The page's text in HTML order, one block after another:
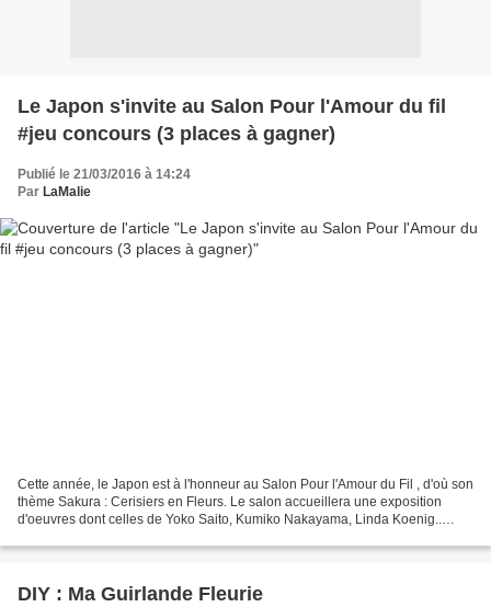
Le Japon s'invite au Salon Pour l'Amour du fil
#jeu concours (3 places à gagner)
Publié le 21/03/2016 à 14:24
Par LaMalie
Cette année, le Japon est à l'honneur au Salon Pour l'Amour du Fil , d'où son
thème Sakura : Cerisiers en Fleurs. Le salon accueillera une exposition
d'oeuvres dont celles de Yoko Saito, Kumiko Nakayama, Linda Koenig..
DIY : Ma Guirlande Fleurie